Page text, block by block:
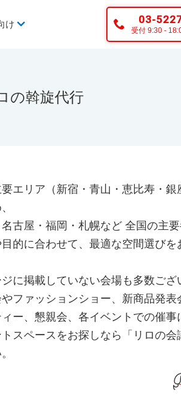
け 03-
受付 9:30 -
の斡旋代行
エリア（新宿・青山・恵比寿・銀
古屋・福岡・札幌など 全国の主
的に合わせて、最適な空間選びを
に掲載していない会場も多数ござ
ファッションショー、新商品発表
ー、懇親会、各イベントでの催事
スペースをお探しなら「リロの会